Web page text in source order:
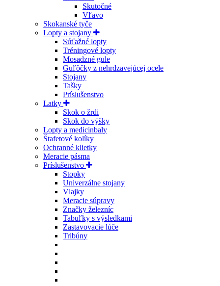
Skutočné
Vľavo
Skokanské tyče
Lopty a stojany
Súťažné lopty
Tréningové lopty
Mosadzné gule
Guľôčky z nehrdzavejúcej ocele
Stojany
Tašky
Príslušenstvo
Latky
Skok o žrdi
Skok do výšky
Lopty a medicinbaly
Štafetové kolíky
Ochranné klietky
Meracie pásma
Príslušenstvo
Stopky
Univerzálne stojany
Vlajky
Meracie súpravy
Značky železníc
Tabuľky s výsledkami
Zastavovacie lúče
Tribúny